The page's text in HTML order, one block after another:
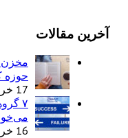
آخرین مقالات
مخزن
حوزه
17 خرداد 1400
۷
16 خرداد 1400